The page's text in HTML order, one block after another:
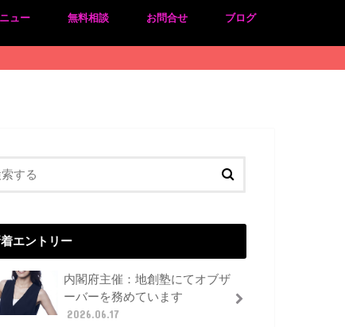
ュー 無料相談 お問合せ ブログ
エントリー
内閣府主催：地創塾にてオブザ
ーバーを務めています
2026.06.17